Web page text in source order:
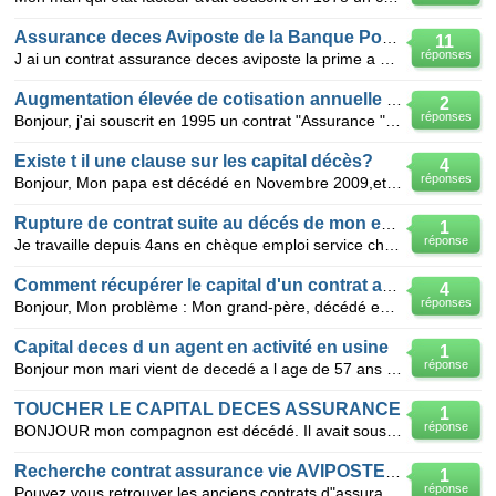
11
réponses
2
réponses
4
réponses
Existe t il une clause sur les capital décès?
1
réponse
4
réponses
1
réponse
Capital deces d un agent en activité en usine
1
réponse
TOUCHER LE CAPITAL DECES ASSURANCE
1
réponse